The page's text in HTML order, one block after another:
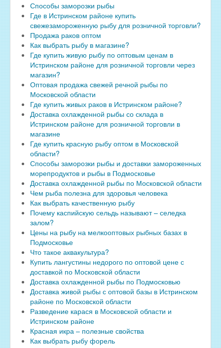
Способы заморозки рыбы
Где в Истринском районе купить
свежезамороженную рыбу для розничной торговли?
Продажа раков оптом
Как выбрать рыбу в магазине?
Где купить живую рыбу по оптовым ценам в
Истринском районе для розничной торговли через
магазин?
Оптовая продажа свежей речной рыбы по
Московской области
Где купить живых раков в Истринском районе?
Доставка охлажденной рыбы со склада в
Истринском районе для розничной торговли в
магазине
Где купить красную рыбу оптом в Московской
области?
Способы заморозки рыбы и доставки замороженных
морепродуктов и рыбы в Подмосковье
Доставка охлажденной рыбы по Московской области
Чем рыба полезна для здоровья человека
Как выбрать качественную рыбу
Почему каспийскую сельдь называют – селедка
залом?
Цены на рыбу на мелкооптовых рыбных базах в
Подмосковье
Что такое аквакультура?
Купить лангустины недорого по оптовой цене с
доставкой по Московской области
Доставка охлажденной рыбы по Подмосковью
Доставка живой рыбы с оптовой базы в Истринском
районе по Московской области
Разведение карася в Московской области и
Истринском районе
Красная икра – полезные свойства
Как выбрать рыбу форель